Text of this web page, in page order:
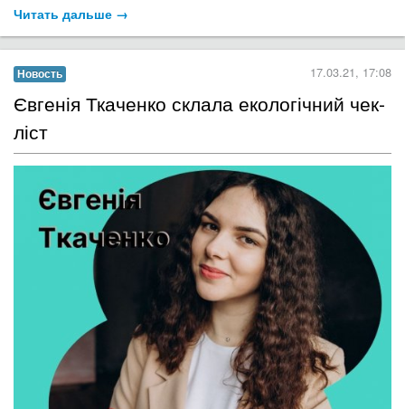
Читать дальше →
Новость 17.03.21, 17:08
Євгенія Ткаченко склала екологічний чек-
ліст